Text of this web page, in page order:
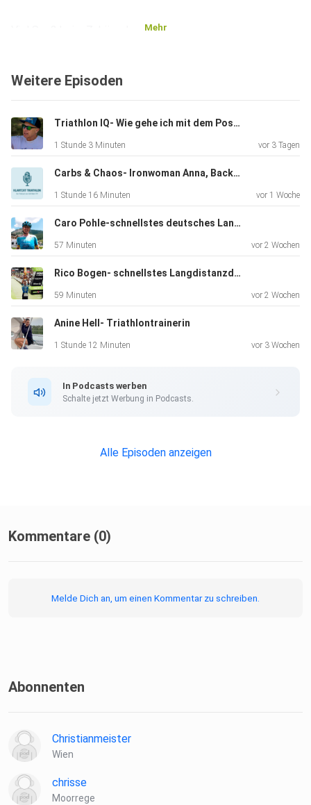
Alex und Utz
Bei Fragen bitte einfach an uns wenden!
Unsere Partner:
Berlin Triathlon/ Werbellinseetriathlon 2026
Berlin Triathlon
Werbellinseetriathlon 2026
Instagram Berlin Triathlon
Schneider und Piecha (@schneiderundpiecha) • Instagram-
Fotos und
Mehr
Weitere Episoden
Triathlon IQ- Wie gehe ich mit dem Post-Race-Blues um?
1 Stunde 3 Minuten vor 3 Tagen
Carbs & Chaos- Ironwoman Anna, Backyardman Klartext und Bundespolizist Noah
1 Stunde 16 Minuten vor 1 Woche
Caro Pohle-schnellstes deutsches Langdistanzdebüt aller Zeiten
57 Minuten vor 2 Wochen
Rico Bogen- schnellstes Langdistanzdebüt aller Zeiten
59 Minuten vor 2 Wochen
Anine Hell- Triathlontrainerin
1 Stunde 12 Minuten vor 3 Wochen
In Podcasts werben
Schalte jetzt Werbung in Podcasts.
Alle Episoden anzeigen
Kommentare (0)
Melde Dich an, um einen Kommentar zu schreiben.
Abonnenten
Christianmeister
Wien
chrisse
Moorrege